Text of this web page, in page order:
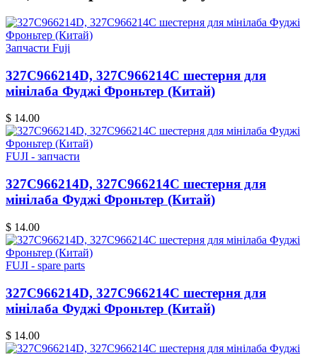
Запчасти Fuji
327C966214D, 327C966214C шестерня для
мінілаба Фуджі Фроньтер (Китай)
$ 14.00
FUJI - запчасти
327C966214D, 327C966214C шестерня для
мінілаба Фуджі Фроньтер (Китай)
$ 14.00
FUJI - spare parts
327C966214D, 327C966214C шестерня для
мінілаба Фуджі Фроньтер (Китай)
$ 14.00